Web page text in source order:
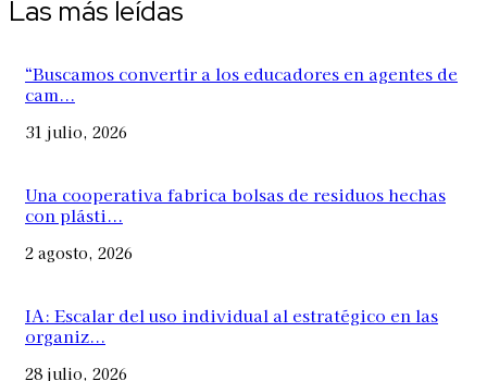
Las más leídas
“Buscamos convertir a los educadores en agentes de
cam...
31 julio, 2026
Una cooperativa fabrica bolsas de residuos hechas
con plásti...
2 agosto, 2026
IA: Escalar del uso individual al estratégico en las
organiz...
28 julio, 2026